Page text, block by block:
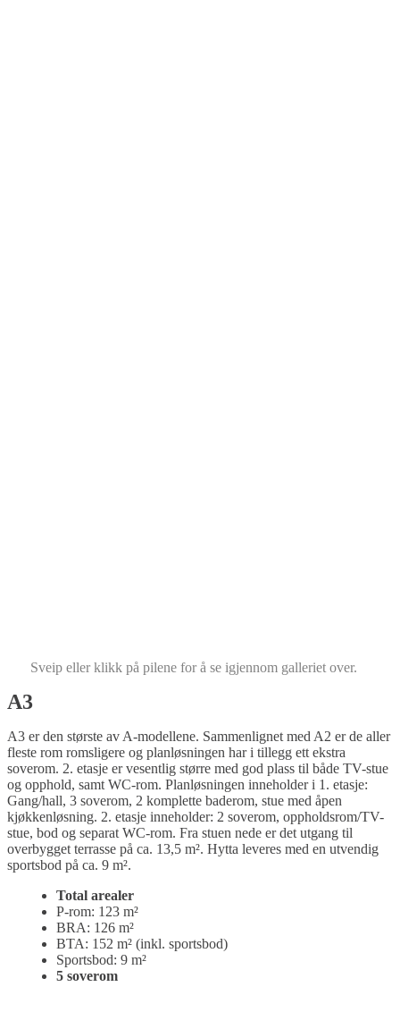
Sveip eller klikk på pilene for å se igjennom galleriet over.
A3
A3 er den største av A-modellene. Sammenlignet med A2 er de aller
fleste rom romsligere og planløsningen har i tillegg ett ekstra
soverom. 2. etasje er vesentlig større med god plass til både TV-stue
og opphold, samt WC-rom. Planløsningen inneholder i 1. etasje:
Gang/hall, 3 soverom, 2 komplette baderom, stue med åpen
kjøkkenløsning. 2. etasje inneholder: 2 soverom, oppholdsrom/TV-
stue, bod og separat WC-rom. Fra stuen nede er det utgang til
overbygget terrasse på ca. 13,5 m². Hytta leveres med en utvendig
sportsbod på ca. 9 m².
Total arealer
P-rom: 123 m²
BRA: 126 m²
BTA: 152 m² (inkl. sportsbod)
Sportsbod: 9 m²
5 soverom